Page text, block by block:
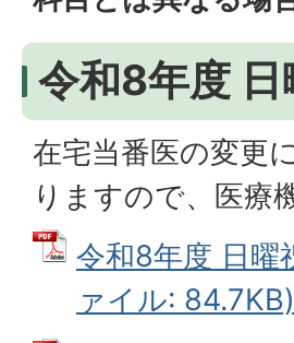
令和8年度
在宅当番医の変更
りますので、医療
令和8年度 日曜
ァイル: 84.7KB)